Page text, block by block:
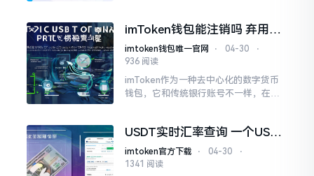
imToken钱包能注销吗 弃用安
全教程
imtoken钱包唯一官网 ⋅ 04-30
⋅
936 阅读
imToken作为一种去中心化的数字货币
钱包，它和传统银行账号不一样，在它
是担忧安全问题而想着要完全清除钱包
USDT实时汇率查询 一个USDT
等于多少人民币
imtoken官方下载 ⋅ 04-30
⋅
1341 阅读